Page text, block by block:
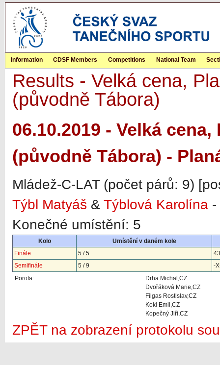
Information CDSF Members Competitions National Team
Results - Velká cena,
(původně Tábora)
06.10.2019 - Velká
(původně Tábora) -
Mládež-C-LAT (počet párů: 9)
Týbl Matyáš & Týblová Karolína -
Konečné umístění: 5
Kolo
Umístění v daném kole
Finále
5 / 5
Semifinále
5 / 9
-
Porota:
Drha Michal,CZ
Dvořáková Marie,CZ
Filgas Rostislav,CZ
Koki Emil,CZ
Kopečný Jiří,CZ
ZPĚT na zobrazení protokolu